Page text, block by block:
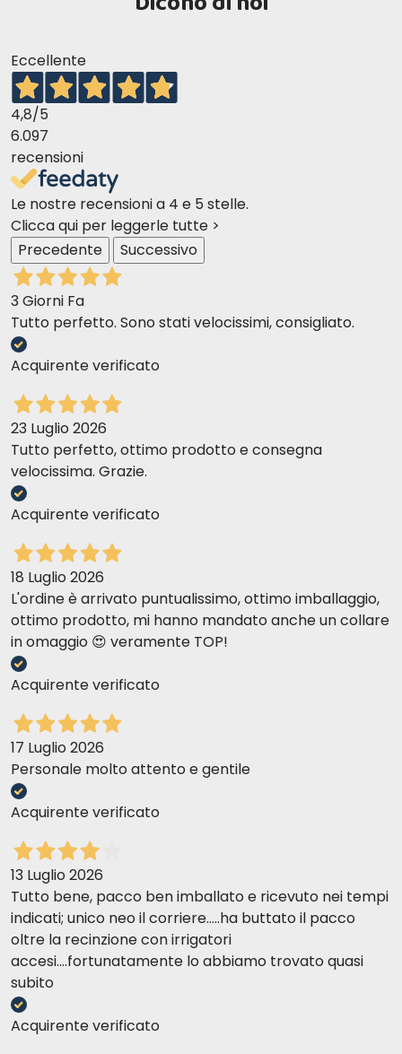
Eccellente
4,8/5
6.097
recensioni
Le nostre recensioni a 4 e 5 stelle.
Clicca qui per leggerle tutte >
Precedente
Successivo
3 Giorni Fa
Tutto perfetto. Sono stati velocissimi, consigliato.
Acquirente verificato
23 Luglio 2026
Tutto perfetto, ottimo prodotto e consegna
velocissima. Grazie.
Acquirente verificato
18 Luglio 2026
L'ordine è arrivato puntualissimo, ottimo imballaggio,
ottimo prodotto, mi hanno mandato anche un collare
in omaggio 😍 veramente TOP!
Acquirente verificato
17 Luglio 2026
Personale molto attento e gentile
Acquirente verificato
13 Luglio 2026
Tutto bene, pacco ben imballato e ricevuto nei tempi
indicati; unico neo il corriere.....ha buttato il pacco
oltre la recinzione con irrigatori
accesi....fortunatamente lo abbiamo trovato quasi
subito
Acquirente verificato